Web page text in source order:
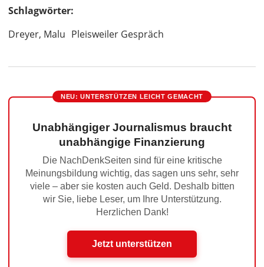
Schlagwörter:
Dreyer, Malu Pleisweiler Gespräch
NEU: UNTERSTÜTZEN LEICHT GEMACHT
Unabhängiger Journalismus braucht
unabhängige Finanzierung
Die NachDenkSeiten sind für eine kritische
Meinungsbildung wichtig, das sagen uns sehr, sehr
viele – aber sie kosten auch Geld. Deshalb bitten
wir Sie, liebe Leser, um Ihre Unterstützung.
Herzlichen Dank!
Jetzt unterstützen